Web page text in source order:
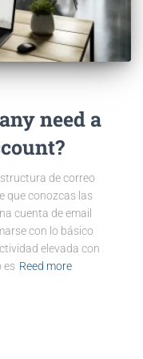
need a
de correo
que conozcas las
cuenta de email
con lo básico
elevada con
es Reed more